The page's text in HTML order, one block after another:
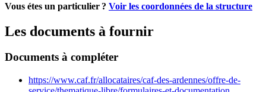
Vous étes un particulier ? Voir les coordonnées de la structure
Les documents à fournir
Documents à compléter
https://www.caf.fr/allocataires/caf-des-ardennes/offre-de-